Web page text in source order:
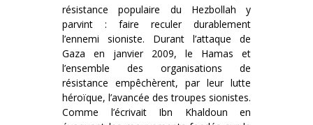
résistance populaire du Hezbollah y
parvint : faire reculer durablement
l’ennemi sioniste. Durant l’attaque de
Gaza en janvier 2009, le Hamas et
l’ensemble des organisations de
résistance empêchèrent, par leur lutte
héroïque, l’avancée des troupes sionistes.
Comme l’écrivait Ibn Khaldoun en